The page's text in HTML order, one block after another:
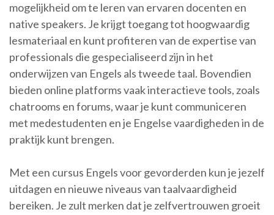
mogelijkheid om te leren van ervaren docenten en
native speakers. Je krijgt toegang tot hoogwaardig
lesmateriaal en kunt profiteren van de expertise van
professionals die gespecialiseerd zijn in het
onderwijzen van Engels als tweede taal. Bovendien
bieden online platforms vaak interactieve tools, zoals
chatrooms en forums, waar je kunt communiceren
met medestudenten en je Engelse vaardigheden in de
praktijk kunt brengen.
Met een cursus Engels voor gevorderden kun je jezelf
uitdagen en nieuwe niveaus van taalvaardigheid
bereiken. Je zult merken dat je zelfvertrouwen groeit